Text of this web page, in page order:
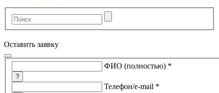
Оставить заявку
ФИО (полностью) *
?
Телефон/e-mail *